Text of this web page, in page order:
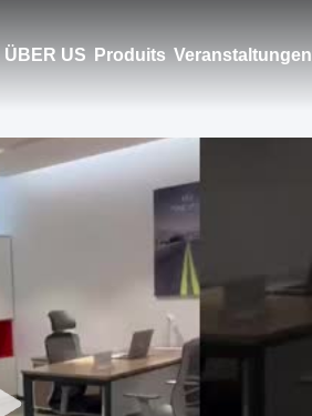
ÜBER US Produits Veranstaltungen